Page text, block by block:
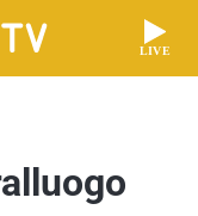
LIVE